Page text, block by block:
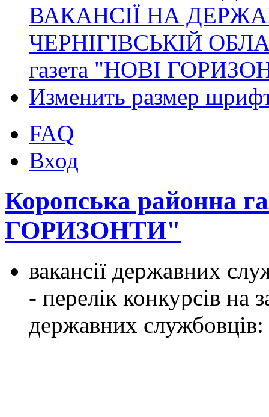
ВАКАНСІЇ НА
ЧЕРНІГІВСЬКІЙ
газета "НОВІ
Изменить размер
FAQ
Вход
Коропська районна
ГОРИЗОНТИ"
вакансії державних
- перелік конкурсів на
державних службовців: